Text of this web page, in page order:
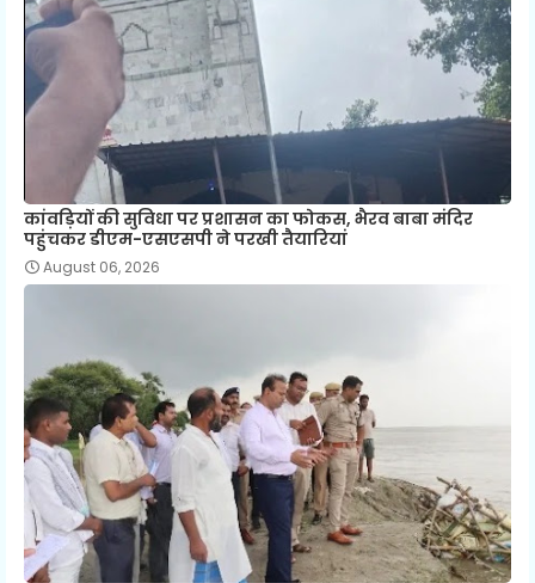
कांवड़ियों की सुविधा पर प्रशासन का फोकस, भैरव बाबा मंदिर
पहुंचकर डीएम-एसएसपी ने परखी तैयारियां
August 06, 2026